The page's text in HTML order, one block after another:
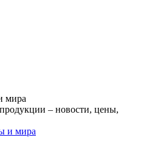
мира
– новости, цены,